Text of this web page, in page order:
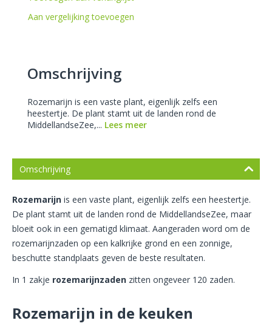
Aan vergelijking toevoegen
Omschrijving
Rozemarijn is een vaste plant, eigenlijk zelfs een
heestertje. De plant stamt uit de landen rond de
MiddellandseZee,... Lees meer
Omschrijving
Rozemarijn is een vaste plant, eigenlijk zelfs een heestertje.
De plant stamt uit de landen rond de MiddellandseZee, maar
bloeit ook in een gematigd klimaat. Aangeraden word om de
rozemarijnzaden op een kalkrijke grond en een zonnige,
beschutte standplaats geven de beste resultaten.
In 1 zakje rozemarijnzaden zitten ongeveer 120 zaden.
Rozemarijn in de keuken